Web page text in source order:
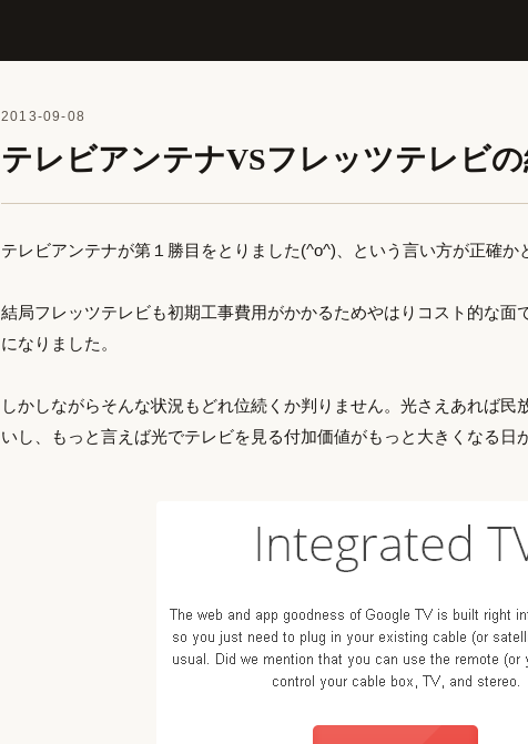
2013-09-08
テレビアンテナVSフレッツテレビ
テレビアンテナが第１勝目をとりました(^o^)、という言い方が正確か
結局フレッツテレビも初期工事費用がかかるためやはりコスト的な面
になりました。
しかしながらそんな状況もどれ位続くか判りません。光さえあれば民
いし、もっと言えば光でテレビを見る付加価値がもっと大きくなる日